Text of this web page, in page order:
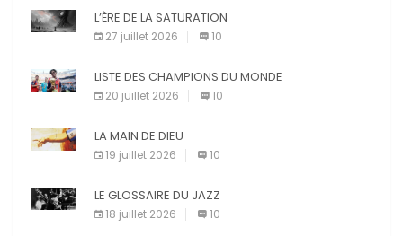
L’ÈRE DE LA SATURATION
27 juillet 2026 10
LISTE DES CHAMPIONS DU MONDE
20 juillet 2026 10
LA MAIN DE DIEU
19 juillet 2026 10
LE GLOSSAIRE DU JAZZ
18 juillet 2026 10